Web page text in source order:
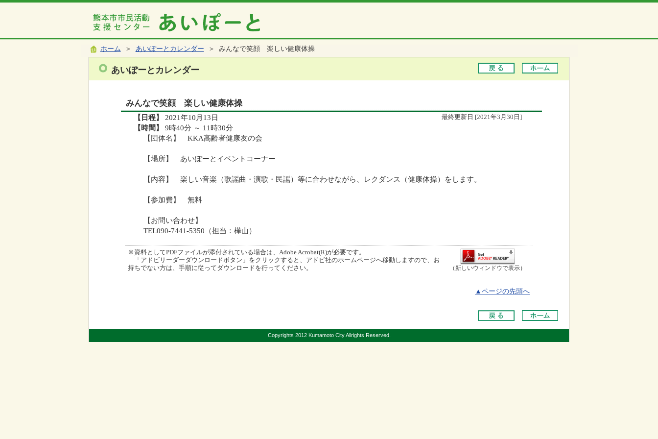
ホーム ＞ あいぽーとカレンダー ＞ みんなで笑顔 楽しい健康体操
あいぽーとカレンダー
みんなで笑顔 楽しい健康体操
【日程】 2021年10月13日 最終更新日 [2021年3月30日]
【時間】
9時40分 ～ 11時30分
【団体名】 KKA高齢者健康友の会
【場所】 あいぽーとイベントコーナー
【内容】 楽しい音楽（歌謡曲・演歌・民謡）等に合わせながら、レクダンス（健康体操）をします。
【参加費】 無料
【お問い合わせ】
TEL090-7441-5350（担当：樺山）
※資料としてPDFファイルが添付されている場合は、Adobe Acrobat(R)が必要です。
「アドビリーダーダウンロードボタン」をクリックすると、アドビ社のホームページへ移動しますので、お
持ちでない方は、手順に従ってダウンロードを行ってください。
（新しいウィンドウで表示）
▲ページの先頭へ
Copyrights 2012 Kumamoto City Allrights Reserved.